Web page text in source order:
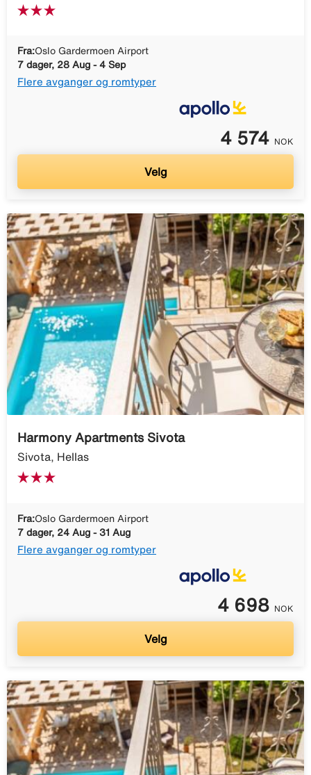
Fra:Oslo Gardermoen Airport
7 dager, 28 Aug - 4 Sep
Flere avganger og romtyper
4 574 NOK
Velg
Harmony Apartments Sivota
Sivota, Hellas
Fra:Oslo Gardermoen Airport
7 dager, 24 Aug - 31 Aug
Flere avganger og romtyper
4 698 NOK
Velg